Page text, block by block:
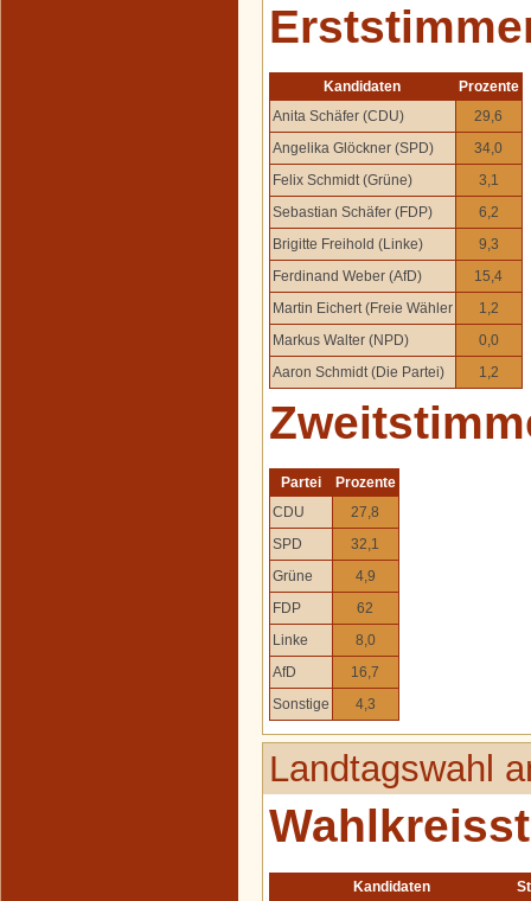
Kandidaten
Prozente
Anita Schäfer (CDU)
29,6
Angelika Glöckner (SPD)
34,0
Felix Schmidt (Grüne)
3,1
Sebastian Schäfer (FDP)
6,2
Brigitte Freihold (Linke)
9,3
Ferdinand Weber (AfD)
15,4
Martin Eichert (Freie Wähler
1,2
Markus Walter (NPD)
0,0
Aaron Schmidt (Die Partei)
1,2
Partei
Prozente
CDU
27,8
SPD
32,1
Grüne
4,9
FDP
62
Linke
8,0
AfD
16,7
Sonstige
4,3
Landtagswahl
Kandidaten